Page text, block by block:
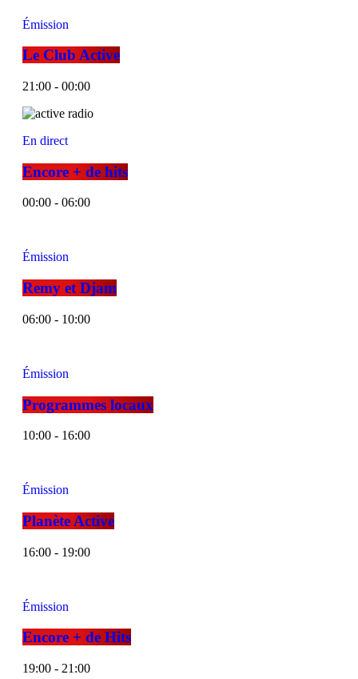
Émission
Le Club Active
21:00 - 00:00
En direct
Encore + de hits
00:00 - 06:00
Émission
Remy et Djam
06:00 - 10:00
Émission
Programmes locaux
10:00 - 16:00
Émission
Planète Active
16:00 - 19:00
Émission
Encore + de Hits
19:00 - 21:00